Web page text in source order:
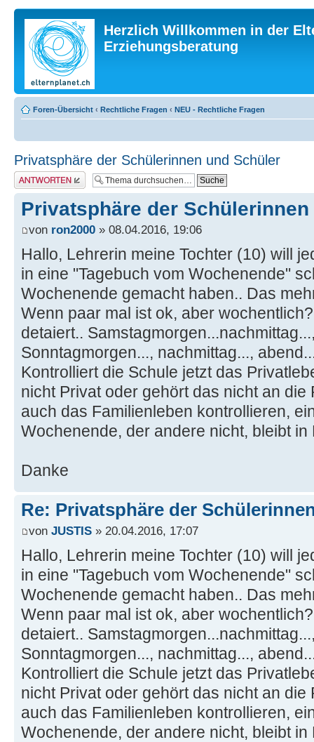
Herzlich Willkommen in der
Erziehungsberatung
Foren-Übersicht ‹ Rechtliche Fragen ‹ NEU - Rechtliche Fragen
Privatsphäre der Schülerinnen und Schüler
Antwort erstellen
Privatsphäre der
von ron2000 » 08.04.2016, 19:06
Hallo, Lehrerin meine Tochter (10) will
in eine "Tagebuch vom Wochenende"
Wochenende gemacht haben.. Das
Wenn paar mal ist ok, aber
detaiert..
Sonntagmorgen..., nachmittag...,
Kontrolliert die Schule jetzt das
nicht Privat oder gehört das nicht an
auch das Familienleben kontrollieren,
Wochenende, der andere nicht, bleibt
Danke
Re: Privatsphäre der
von JUSTIS » 20.04.2016, 17:07
Hallo, Lehrerin meine Tochter (10) will
in eine "Tagebuch vom Wochenende"
Wochenende gemacht haben.. Das
Wenn paar mal ist ok, aber
detaiert..
Sonntagmorgen..., nachmittag...,
Kontrolliert die Schule jetzt das
nicht Privat oder gehört das nicht an
auch das Familienleben kontrollieren,
Wochenende, der andere nicht, bleibt